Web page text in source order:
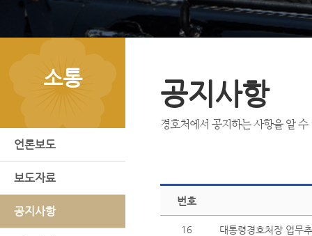
소통
언론보도
보도자료
공지사항
공지사항
경호처에서 공지하는 사항을 알 수
번호
16 대통령경호처장 업무